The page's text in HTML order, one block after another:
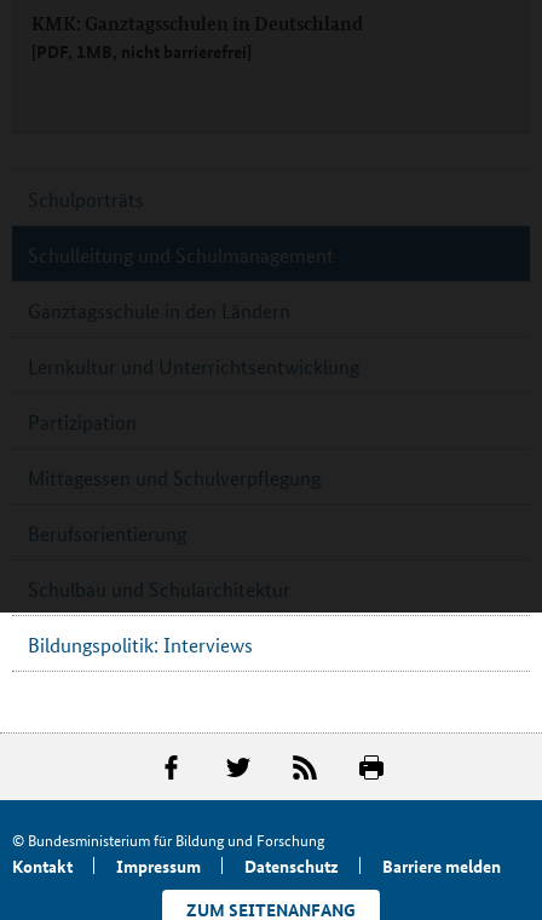
KMK: Ganztagsschulen in Deutschland
[PDF, 1MB, nicht barrierefrei]
Schulporträts
Schulleitung und Schulmanagement
Ganztagsschule in den Ländern
Lernkultur und Unterrichtsentwicklung
Partizipation
Mittagessen und Schulverpflegung
Berufsorientierung
Schulbau und Schularchitektur
Bildungspolitik: Interviews
ZUM SEITENANFANG
© Bundesministerium für Bildung und Forschung
Kontakt Impressum Datenschutz Barriere melden